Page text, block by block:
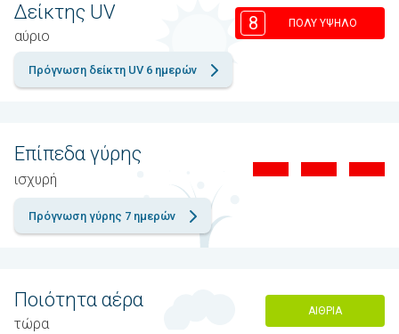
Δείκτης UV
αύριο
8 ΠΟΛΎ ΥΨΗΛΌ
Πρόγνωση δείκτη UV 6 ημερών
Επίπεδα γύρης
ισχυρή
Πρόγνωση γύρης 7 ημερών
Ποιότητα αέρα
τώρα
ΑΊΘΡΙΑ